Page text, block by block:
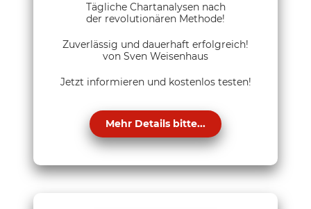
Tägliche Chartanalysen nach
der revolutionären Methode!
Zuverlässig und dauerhaft erfolgreich!
von Sven Weisenhaus
Jetzt informieren und kostenlos testen!
Mehr Details bitte...